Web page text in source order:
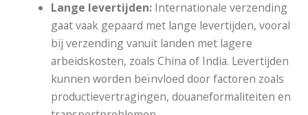
Lange levertijden: Internationale verzending
gaat vaak gepaard met lange levertijden, vooral
bij verzending vanuit landen met lagere
arbeidskosten, zoals China of India. Levertijden
kunnen worden beïnvloed door factoren zoals
productievertragingen, douaneformaliteiten en